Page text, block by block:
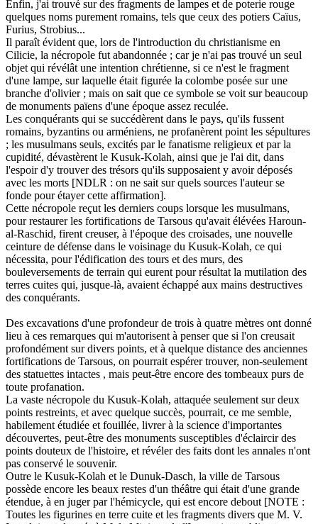
Enfin, j'ai trouvé sur des fragments de lampes et de poterie rouge
quelques noms purement romains, tels que ceux des potiers Caïus,
Furius, Strobius...
Il paraît évident que, lors de l'introduction du christianisme en
Cilicie, la nécropole fut abandonnée ; car je n'ai pas trouvé un seul
objet qui révélât une intention chrétienne, si ce n'est le fragment
d'une lampe, sur laquelle était figurée la colombe posée sur une
branche d'olivier ; mais on sait que ce symbole se voit sur beaucoup
de monuments païens d'une époque assez reculée.
Les conquérants qui se succédèrent dans le pays, qu'ils fussent
romains, byzantins ou arméniens, ne profanèrent point les sépultures
; les musulmans seuls, excités par le fanatisme religieux et par la
cupidité, dévastèrent le Kusuk-Kolah, ainsi que je l'ai dit, dans
l'espoir d'y trouver des trésors qu'ils supposaient y avoir déposés
avec les morts [NDLR : on ne sait sur quels sources l'auteur se
fonde pour étayer cette affirmation].
Cette nécropole reçut les derniers coups lorsque les musulmans,
pour restaurer les fortifications de Tarsous qu'avait élévées Haroun-
al-Raschid, firent creuser, à l'époque des croisades, une nouvelle
ceinture de défense dans le voisinage du Kusuk-Kolah, ce qui
nécessita, pour l'édification des tours et des murs, des
bouleversements de terrain qui eurent pour résultat la mutilation des
terres cuites qui, jusque-là, avaient échappé aux mains destructives
des conquérants.
Des excavations d'une profondeur de trois à quatre mètres ont donné
lieu à ces remarques qui m'autorisent à penser que si l'on creusait
profondément sur divers points, et à quelque distance des anciennes
fortifications de Tarsous, on pourrait espérer trouver, non-seulement
des statuettes intactes , mais peut-être encore des tombeaux purs de
toute profanation.
La vaste nécropole du Kusuk-Kolah, attaquée seulement sur deux
points restreints, et avec quelque succès, pourrait, ce me semble,
habilement étudiée et fouillée, livrer à la science d'importantes
découvertes, peut-être des monuments susceptibles d'éclaircir des
points douteux de l'histoire, et révéler des faits dont les annales n'ont
pas conservé le souvenir.
Outre le Kusuk-Kolah et le Dunuk-Dasch, la ville de Tarsous
possède encore les beaux restes d'un théâtre qui était d'une grande
étendue, à en juger par l'hémicycle, qui est encore debout [NOTE :
Toutes les figurines en terre cuite et les fragments divers que M. V.